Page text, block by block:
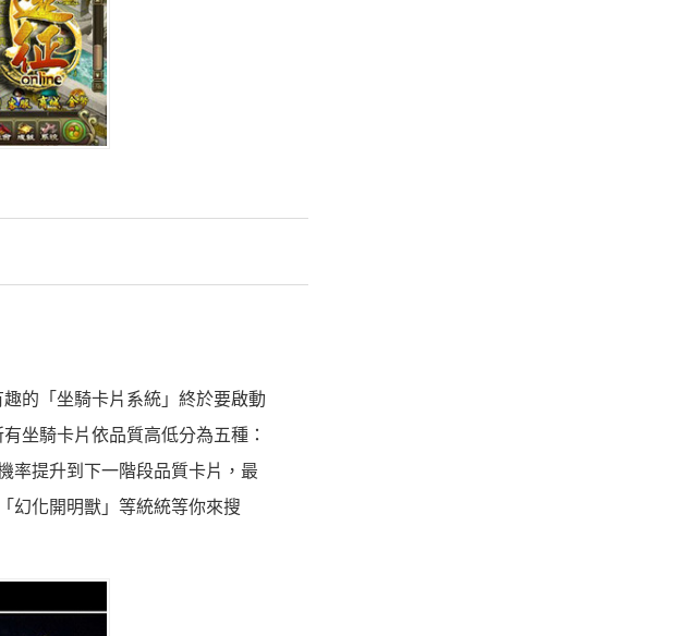
的「坐騎卡片系統」終於要啟動
坐騎卡片依品質高低分為五種：
率提升到下一階段品質卡片，最
幻化開明獸」等統統等你來搜